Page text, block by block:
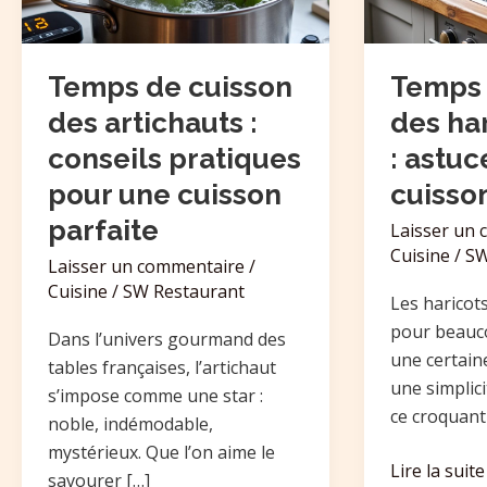
Temps de cuisson
des artichauts :
conseils pratiques
pour une cuisson
parfaite
Laisser un commentaire /
Cuisine /SW Restaurant
Dans l’univers gourmand des
tables françaises, l’artichaut
s’impose comme une star :
noble, indémodable,
mystérieux. Que l’on aime le
savourer […]
:
conseils
pratiques
pour
une
cuisson
parfaite
des
:
Laisser un
Cuisine /
Les
pour
une
une
ce
verts
:
astuces
pour
une
cuisson
parfaite
Lire la suite